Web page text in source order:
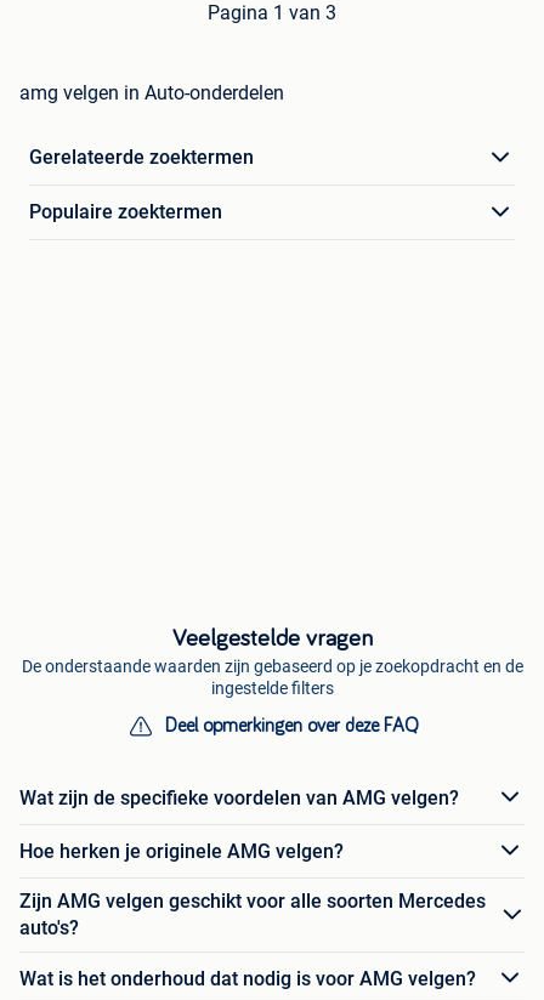
Pagina 1 van 3
amg velgen in Auto-onderdelen
Gerelateerde zoektermen
Populaire zoektermen
Veelgestelde vragen
De onderstaande waarden zijn gebaseerd op je zoekopdracht en de
ingestelde filters
Deel opmerkingen over deze FAQ
Wat zijn de specifieke voordelen van AMG velgen?
Hoe herken je originele AMG velgen?
Zijn AMG velgen geschikt voor alle soorten Mercedes
auto's?
Wat is het onderhoud dat nodig is voor AMG velgen?